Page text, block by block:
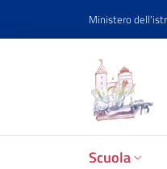
Ministero
Scuola